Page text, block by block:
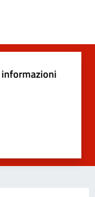
informazioni